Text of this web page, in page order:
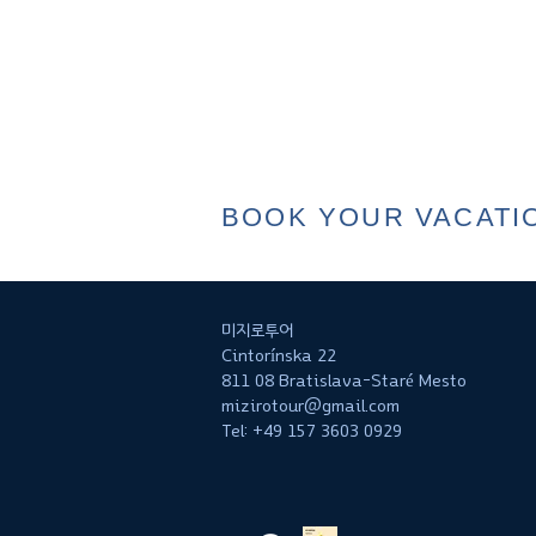
BOOK YOUR
미지로투어
Cintorínska 22
811 08 Bratislava-Staré Mesto
mizirotour@gmail.com
Tel: +49 157 3603 0929